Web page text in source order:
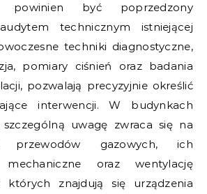
powinien być poprzedzony
technicznym istniejącej
techniki diagnostyczne,
pomiary ciśnień oraz badania
pozwalają precyzyjnie określić
interwencji. W budynkach
uwagę zwraca się na
przewodów gazowych, ich
mechaniczne oraz wentylację
których znajdują się urządzenia